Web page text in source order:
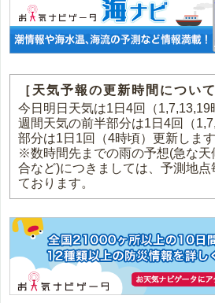
［天気予報の更新時間について
今日明日天気は1日4回（1,7,13,19
週間天気の前半部分は1日4回（
部分は1日1回（4時頃）更新します
※数時間先までの雨の予想(急な天
合など)につきましては、予測地点
ております。